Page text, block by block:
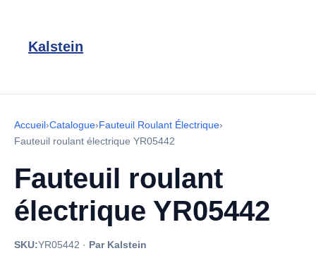
Kalstein
Accueil›Catalogue›Fauteuil Roulant Électrique›
Fauteuil roulant électrique YR05442
Fauteuil roulant
électrique YR05442
SKU:YR05442 · Par Kalstein